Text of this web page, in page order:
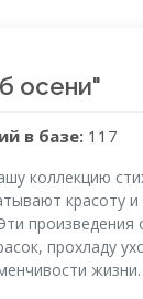
осени"
в базе: 117
коллекцию
красоту
прохладу
жизни.